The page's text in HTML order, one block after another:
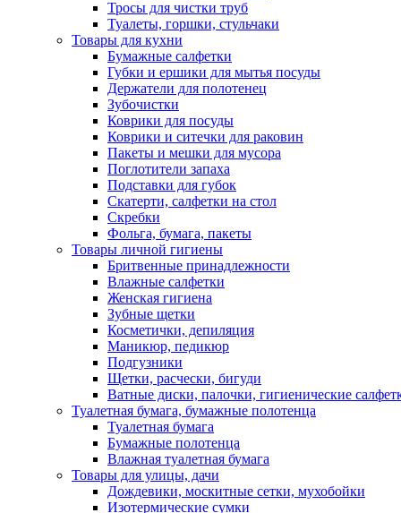
Тросы для чистки труб
Туалеты, горшки, стульчаки
Товары для кухни
Бумажные салфетки
Губки и ершики для мытья посуды
Держатели для полотенец
Зубочистки
Коврики для посуды
Коврики и ситечки для раковин
Пакеты и мешки для мусора
Поглотители запаха
Подставки для губок
Скатерти, салфетки на стол
Скребки
Фольга, бумага, пакеты
Товары личной гигиены
Бритвенные принадлежности
Влажные салфетки
Женская гигиена
Зубные щетки
Косметички, депиляция
Маникюр, педикюр
Подгузники
Щетки, расчески, бигуди
Ватные диски, палочки, гигиенические
Туалетная бумага, бумажные полотенца
Туалетная бумага
Бумажные полотенца
Влажная туалетная бумага
Товары для улицы, дачи
Дождевики, москитные сетки, мухобойки
Изотермические сумки